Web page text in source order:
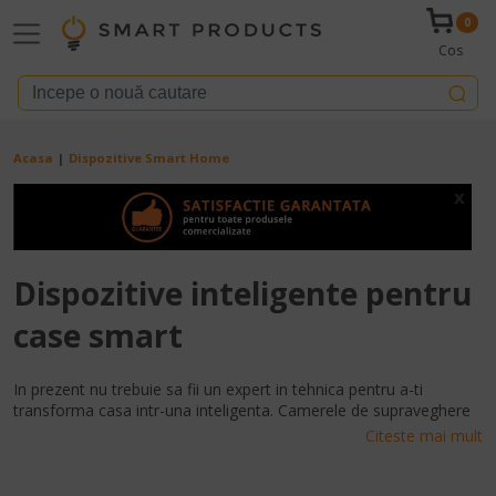
0
Cos
Breadcrumb
Acasa Dispozitive Smart Home
x
Dispozitive inteligente pentru
case smart
In prezent nu trebuie sa fii un expert in tehnica pentru a-ti
transforma casa intr-una inteligenta. Camerele de supraveghere
inteligente de interior sau alarmele pentru exterior va ofera o
Citeste mai mult